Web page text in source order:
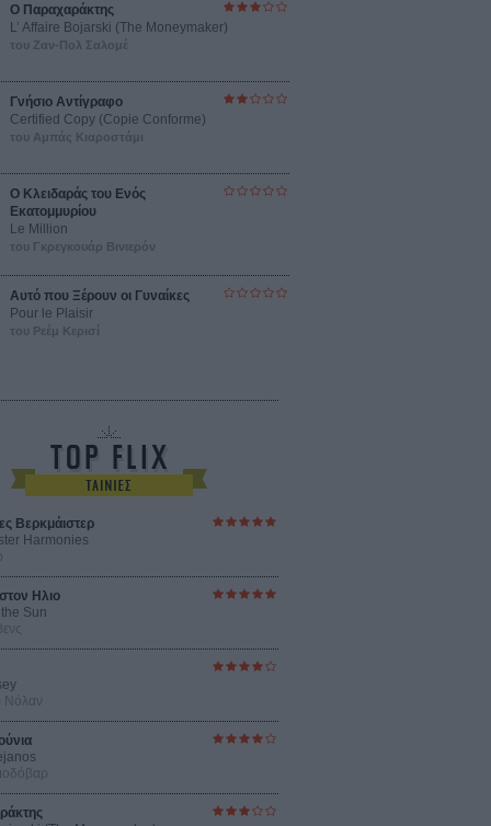
Ο Παραχαράκτης
L’ Affaire Bojarski (The Moneymaker)
του Ζαν-Πολ Σαλομέ
Γνήσιο Αντίγραφο
Certified Copy (Copie Conforme)
του Αμπάς Κιαροστάμι
Ο Κλειδαράς του Ενός
Εκατομμυρίου
Le Million
του Γκρεγκουάρ Βινιερόν
Αυτό που Ξέρουν οι Γυναίκες
Pour le Plaisir
του Ρεέμ Κερισί
Βερκμάιστερ
Harmonies
Ηλιο
Sun